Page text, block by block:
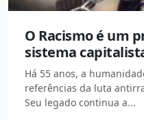
O Racismo é um
sistema
Há 55 anos, a
referências da luta
Seu legado continua a...